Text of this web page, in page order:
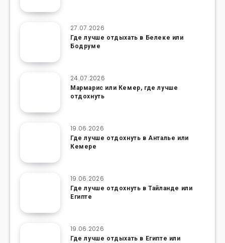
27.07.2026
Где лучше отдыхать в Белеке или
Бодруме
24.07.2026
Мармарис или Кемер, где лучше
отдохнуть
19.06.2026
Где лучше отдохнуть в Анталье или
Кемере
19.06.2026
Где лучше отдохнуть в Тайланде или
Египте
19.06.2026
Где лучше отдыхать в Египте или